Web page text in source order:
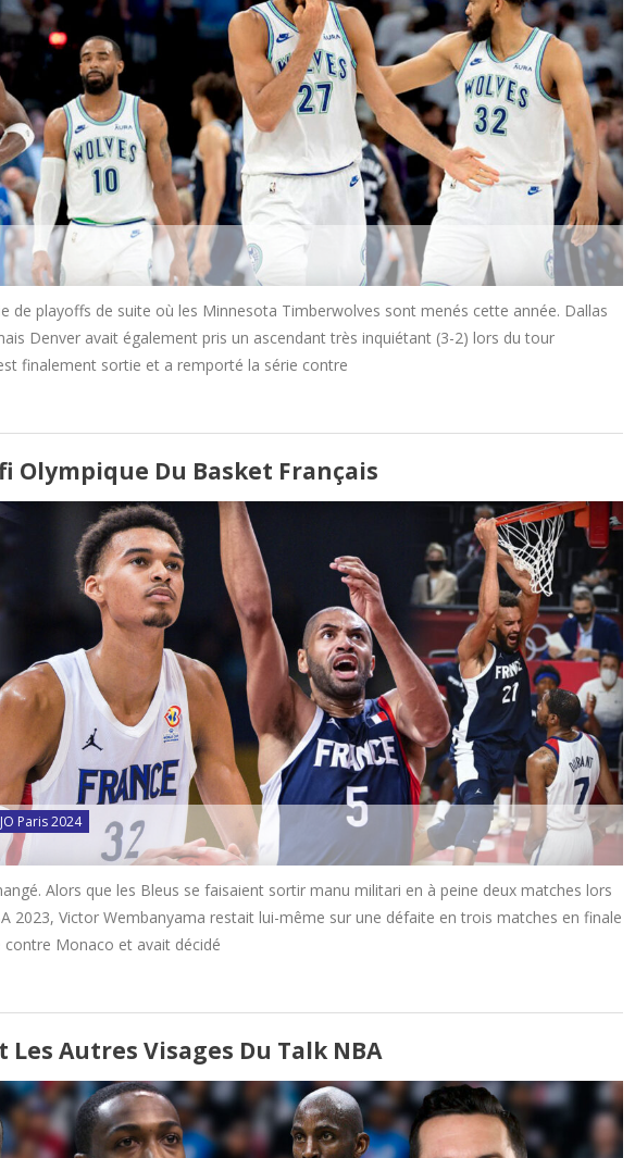
de playoffs de suite où les Minnesota Timberwolves sont menés cette année. Dallas
Denver avait également pris un ascendant très inquiétant (3-2) lors du tour
finalement sortie et a remporté la série contre
Olympique Du Basket Français
JO Paris 2024
Alors que les Bleus se faisaient sortir manu militari en à peine deux matches lors
2023, Victor Wembanyama restait lui-même sur une défaite en trois matches en finale
Monaco et avait décidé
Les Autres Visages Du Talk NBA